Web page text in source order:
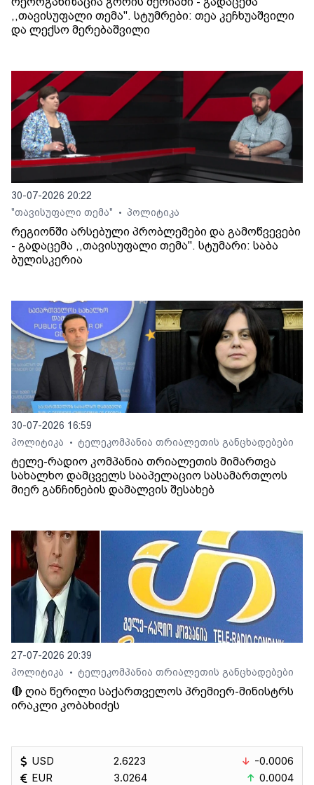
,,თავისუფალი თემა". სტუმრები: თეა კეჩხუაშვილი
და ლექსო მერებაშვილი
30-07-2026 20:22
"თავისუფალი თემა"
• პოლიტიკა
რეგიონში არსებული პრობლემები და გამოწვევები
- გადაცემა ,,თავისუფალი თემა". სტუმარი: საბა
ბულისკერია
30-07-2026 16:59
პოლიტიკა
• ტელეკომპანია თრიალეთის განცხადებები
ტელე-რადიო კომპანია თრიალეთის მიმართვა
სახალხო დამცველს სააპელაციო სასამართლოს
მიერ განჩინების დამალვის შესახებ
27-07-2026 20:39
პოლიტიკა
• ტელეკომპანია თრიალეთის განცხადებები
🔴 ღია წერილი საქართველოს პრემიერ-მინისტრს
ირაკლი კობახიძეს
USD
EUR
2.6223
3.0264
-0.0006
0.0004